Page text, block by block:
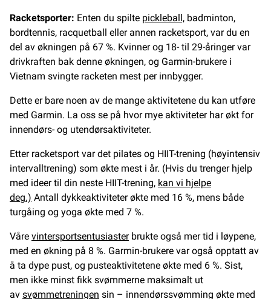
Racketsporter: Enten du spilte pickleball, badminton,
bordtennis, racquetball eller annen racketsport, var du en
del av økningen på 67 %. Kvinner og 18- til 29-åringer var
drivkraften bak denne økningen, og Garmin-brukere i
Vietnam svingte racketen mest per innbygger.
Dette er bare noen av de mange aktivitetene du kan utføre
med Garmin. La oss se på hvor mye aktiviteter har økt for
innendørs- og utendørsaktiviteter.
Etter racketsport var det pilates og HIIT-trening (høyintensiv
intervalltrening) som økte mest i år. (Hvis du trenger hjelp
med ideer til din neste HIIT-trening, kan vi hjelpe
deg.) Antall dykkeaktiviteter økte med 16 %, mens både
turgåing og yoga økte med 7 %.
Våre vintersportsentusiasterbrukte også mer tid i løypene,
med en økning på 8 %. Garmin-brukere var også opptatt av
å ta dype pust, og pusteaktivitetene økte med 6 %. Sist,
men ikke minst fikk svømmerne maksimalt ut
av svømmetreningen sin – innendørssvømming økte med